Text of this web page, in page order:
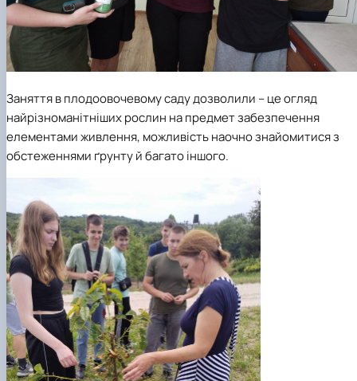
Заняття в плодоовочевому саду дозволили – це огляд
найрізноманітніших рослин на предмет забезпечення
елементами живлення, можливість наочно знайомитися з
обстеженнями ґрунту й багато іншого.